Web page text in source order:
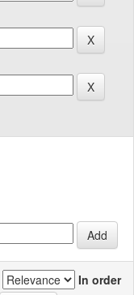
In order